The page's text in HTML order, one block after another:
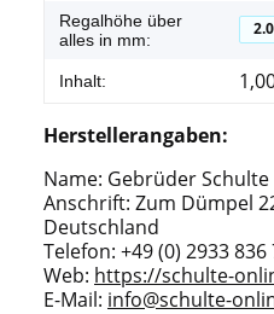
Regalhöhe über
alles in mm:
Inhalt:
Herstellerangaben:
Name: Gebrüder Schulte
Anschrift: Zum Dümpel
Deutschland
Telefon: +49 (0) 2933 836
Web: https://schulte-
E-Mail: info@schulte-